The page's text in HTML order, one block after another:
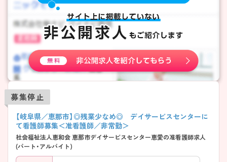
募集停止
【岐阜県／恵那市】◎残業少なめ◎ デイサービスセンターに
て看護師募集＜准看護師／非常勤＞
社会福祉法人恵和会 恵那市デイサービスセンター恵愛の准看護師求人
(パート・アルバイト)